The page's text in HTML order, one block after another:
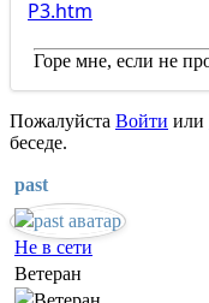
P3.htm
Горе мне, если не
Пожалуйста Войти или
беседе.
past
Не в сети
Ветеран